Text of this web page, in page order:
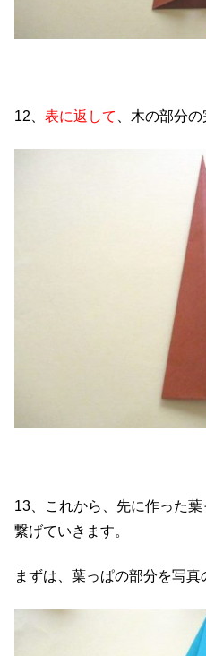
12、 表に返して 、木の部分
13、これから、先に作った
繋げていきます。
まずは、葉っぱの部分を写真